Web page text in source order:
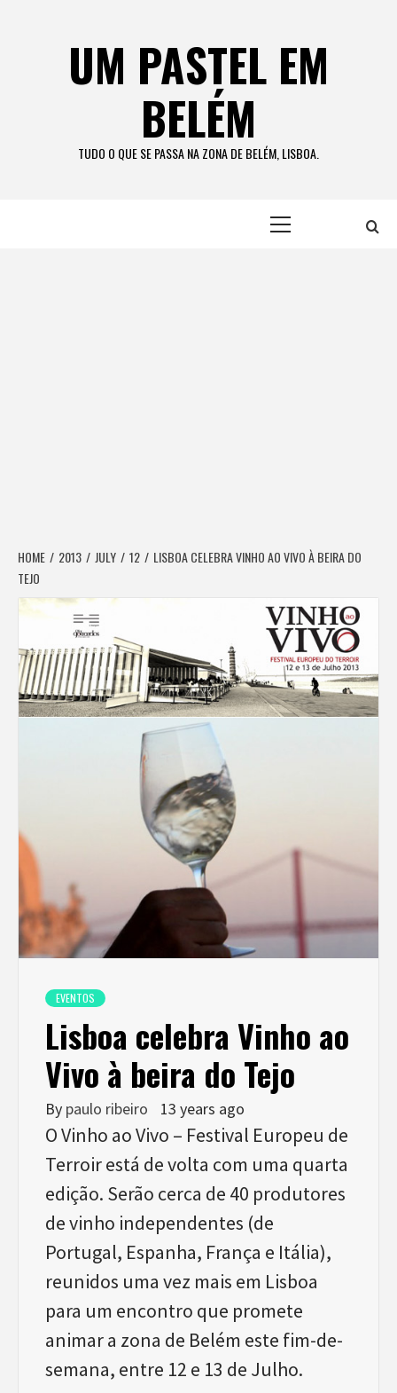
UM PASTEL EM
BELÉM
TUDO O QUE SE PASSA NA ZONA DE BELÉM, LISBOA.
HOME 2013 JULY 12
LISBOA CELEBRA VINHO AO VIVO À BEIRA DO
TEJO
EVENTOS
Lisboa celebra Vinho ao
Vivo à beira do Tejo
By paulo ribeiro 13 years ago
O Vinho ao Vivo – Festival Europeu de
Terroir está de volta com uma quarta
edição. Serão cerca de 40 produtores
de vinho independentes (de
Portugal, Espanha, França e Itália),
reunidos uma vez mais em Lisboa
para um encontro que promete
animar a zona de Belém este fim-de-
semana, entre 12 e 13 de Julho.